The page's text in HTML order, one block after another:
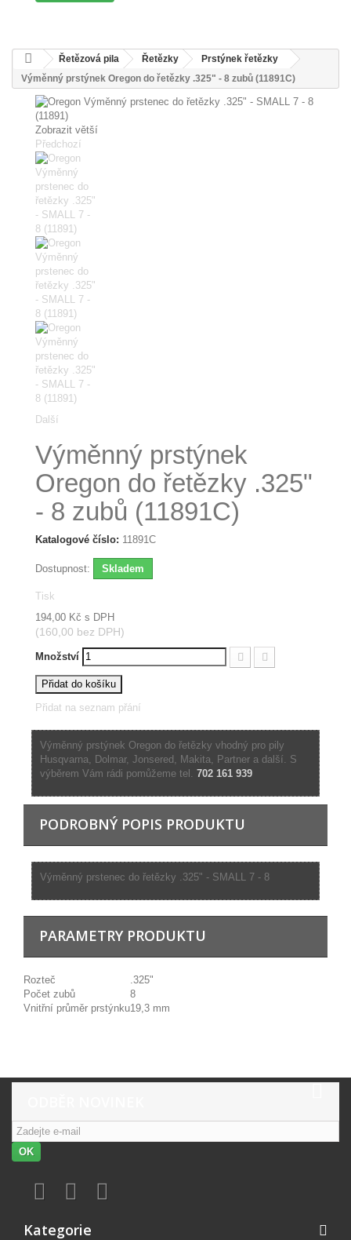
Řetězová pila Řetězky
Prstýnek řetězky
Výměnný prstýnek Oregon do řetězky .325" - 8 zubů (11891C)
Zobrazit větší
Předchozí
Další
Výměnný prstýnek
Oregon do řetězky .325"
- 8 zubů (11891C)
Katalogové číslo: 11891C
Dostupnost: Skladem
Tisk
194,00 Kč s DPH
(160,00 bez DPH)
Množství
Přidat do košíku
Přidat na seznam přání
Výměnný prstýnek Oregon do řetězky vhodný pro pily
Husqvarna, Dolmar, Jonsered, Makita, Partner a další. S
výběrem Vám rádi pomůžeme tel. 702 161 939
PODROBNÝ POPIS PRODUKTU
Výměnný prstenec do řetězky .325" - SMALL 7 - 8
PARAMETRY PRODUKTU
Rozteč
.325"
Počet zubů
8
Vnitřní průměr prstýnku19,3 mm
OK
Kategorie